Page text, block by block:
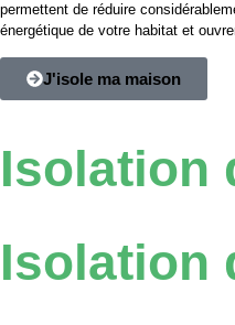
permettent de réduire
énergétique de votre habitat et
J'isole ma maison
Isolation
Isolation